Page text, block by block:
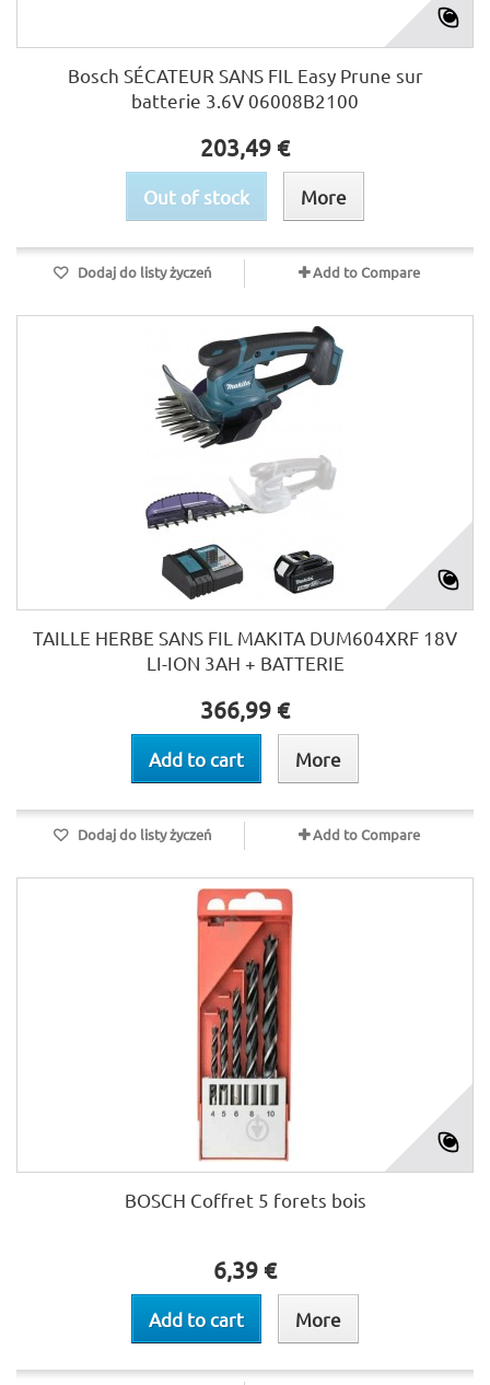
Bosch SÉCATEUR SANS FIL Easy Prune sur
batterie 3.6V 06008B2100
203,49 €
Out of stock More
Dodaj do listy życzeń Add to Compare
TAILLE HERBE SANS FIL MAKITA DUM604XRF 18V
LI-ION 3AH + BATTERIE
366,99 €
Add to cart More
Dodaj do listy życzeń Add to Compare
BOSCH Coffret 5 forets bois
6,39 €
Add to cart More